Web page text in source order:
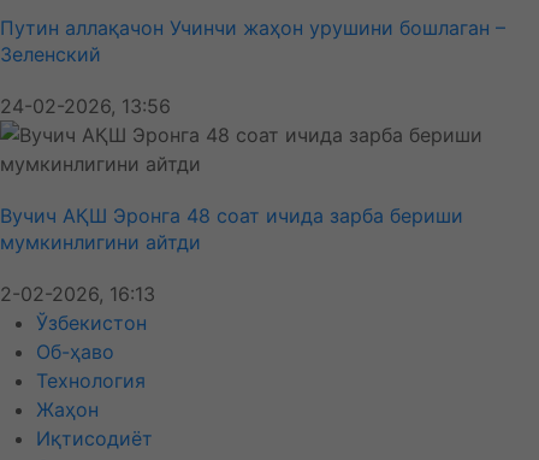
Путин аллақачон Учинчи жаҳон урушини бошлаган –
Зеленский
24-02-2026, 13:56
Вучич АҚШ Эронга 48 соат ичида зарба бериши
мумкинлигини айтди
2-02-2026, 16:13
Ўзбекистон
Об-ҳаво
Технология
Жаҳон
Иқтисодиёт